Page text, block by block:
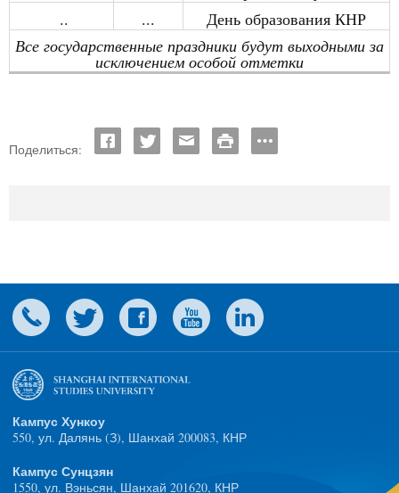
..
...
День образования КНР
Все государственные праздники будут выходными за
исключением особой отметки
Поделиться:
Кампус Хункоу
550, ул. Далянь (З), Шанхай 200083, КНР
Кампус Сунцзян
1550, ул. Вэньсян, Шанхай 201620, КНР